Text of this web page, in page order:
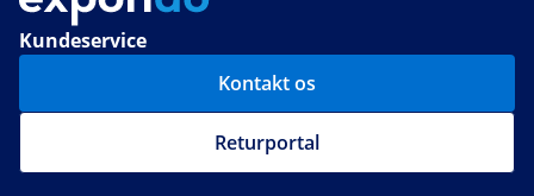
Kundeservice
Kontakt os
Returportal